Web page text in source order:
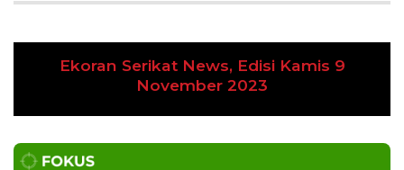
Ekoran Serikat News, Edisi Kamis 9
November 2023